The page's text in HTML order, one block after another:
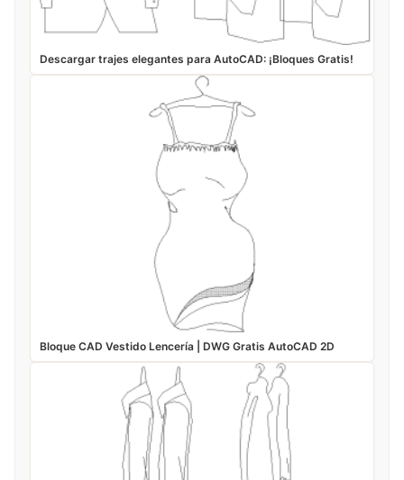
Descargar trajes elegantes para AutoCAD: ¡Bloques Gratis!
Bloque CAD Vestido Lencería | DWG Gratis AutoCAD 2D